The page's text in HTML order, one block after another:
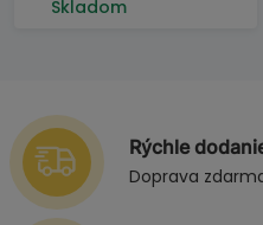
Skladom
Rýchle
Doprava